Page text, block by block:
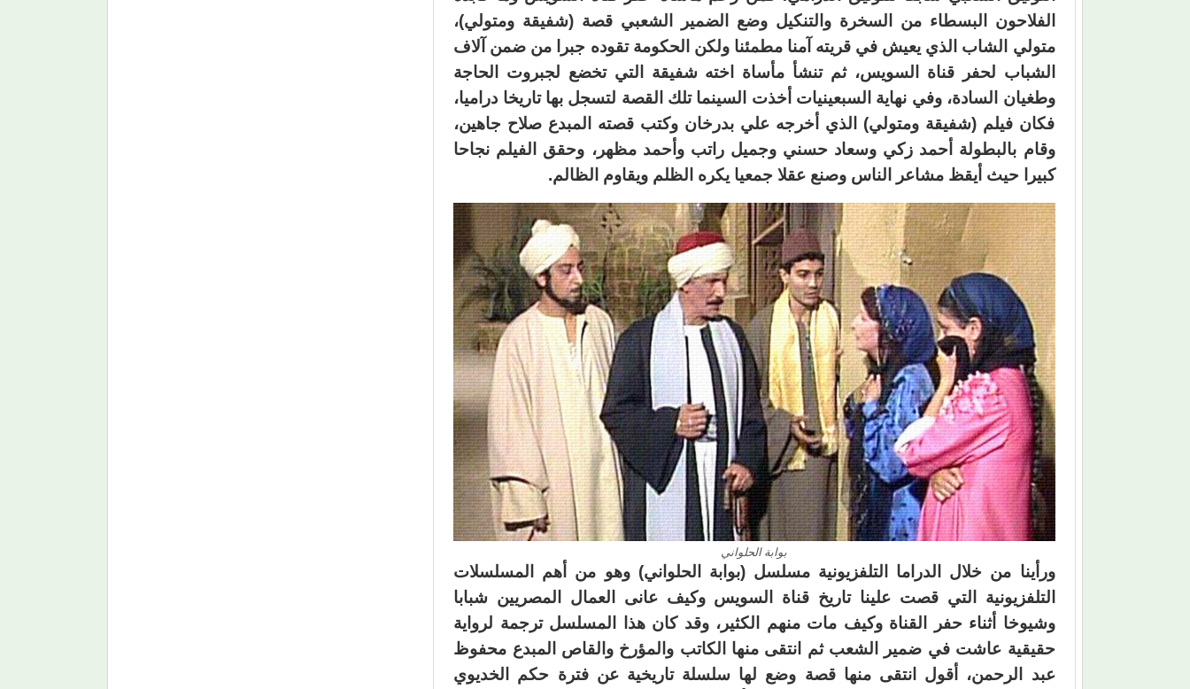
الفلاحون البسطاء من السخرة والتنكيل وضع الضمير الشعبي قصة (شفيقة ومتولي)،
متولي الشاب الذي يعيش في قريته آمنا مطمئنا ولكن الحكومة تقوده جبرا من ضمن آلاف
الشباب لحفر قناة السويس، ثم تنشأ مأساة اخته شفيقة التي تخضع لجبروت الحاجة
وطغيان السادة، وفي نهاية السبعينيات أخذت السينما تلك القصة لتسجل بها تاريخا دراميا،
فكان فيلم (شفيقة ومتولي) الذي أخرجه علي بدرخان وكتب قصته المبدع صلاح جاهين،
وقام بالبطولة أحمد زكي وسعاد حسني وجميل راتب وأحمد مظهر، وحقق الفيلم نجاحا
كبيرا حيث أيقظ مشاعر الناس وصنع عقلا جمعيا يكره الظلم ويقاوم الظالم.
بوابة الحلواني
ورأينا من خلال الدراما التلفزيونية مسلسل (بوابة الحلواني) وهو من أهم المسلسلات
التلفزيونية التي قصت علينا تاريخ قناة السويس وكيف عانى العمال المصريين شبابا
وشيوخا أثناء حفر القناة وكيف مات منهم الكثير، وقد كان هذا المسلسل ترجمة لرواية
حقيقية عاشت في ضمير الشعب ثم انتقى منها الكاتب والمؤرخ والقاص المبدع محفوظ
عبد الرحمن، أقول انتقى منها قصة وضع لها سلسلة تاريخية عن فترة حكم الخديوي